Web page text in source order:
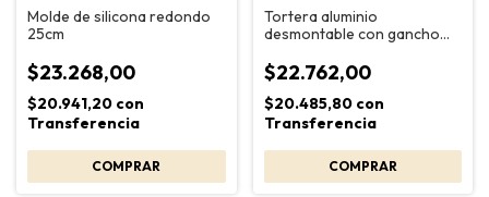
Molde de silicona redondo
25cm
$23.268,00
$20.941,20 con
Transferencia
Tortera aluminio
desmontable con gancho
$22.762,00
$20.485,80 con
Transferencia